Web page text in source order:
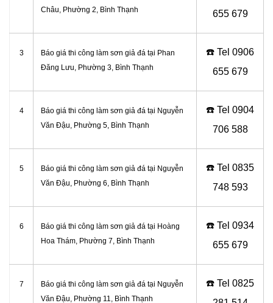
Châu, Phường 2, Bình Thạnh
655 679
3
Báo giá thi công làm sơn giả đá tại Phan
Đăng Lưu, Phường 3, Bình Thạnh
☎️ Tel 0906
655 679
4
Báo giá thi công làm sơn giả đá tại Nguyễn
Văn Đậu, Phường 5, Bình Thạnh
☎️ Tel 0904
706 588
5
Báo giá thi công làm sơn giả đá tại Nguyễn
Văn Đậu, Phường 6, Bình Thạnh
☎️ Tel 0835
748 593
6
Báo giá thi công làm sơn giả đá tại Hoàng
Hoa Thám, Phường 7, Bình Thạnh
☎️ Tel 0934
655 679
7
Báo giá thi công làm sơn giả đá tại Nguyễn
Văn Đậu, Phường 11, Bình Thạnh
☎️ Tel 0825